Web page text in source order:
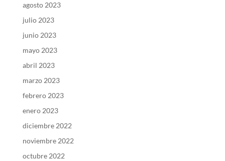
agosto 2023
julio 2023
junio 2023
mayo 2023
abril 2023
marzo 2023
febrero 2023
enero 2023
diciembre 2022
noviembre 2022
octubre 2022